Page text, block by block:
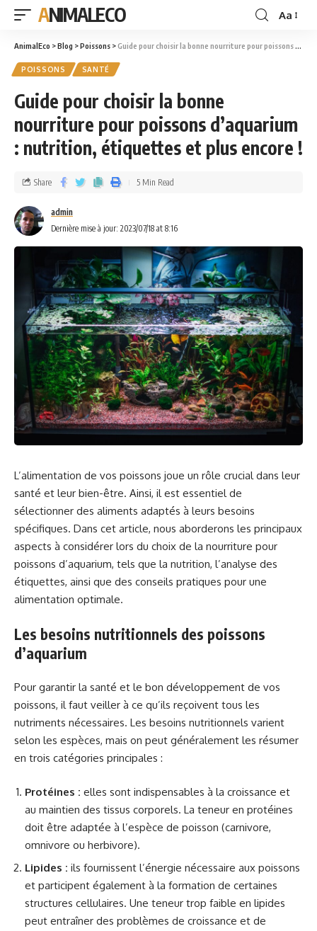
ANIMALECO Aa
AnimalEco >Blog >Poissons >Guide pour choisir la bonne nourriture pour poissons d’aquarium : nutrition, étiquettes et plus encore !
POISSONS SANTÉ
Guide pour choisir la bonne
nourriture pour poissons d’aquarium
: nutrition, étiquettes et plus encore !
admin
Dernière mise à jour: 2023/07/18 at 8:16
Share 5 Min Read
L’alimentation de vos poissons joue un rôle crucial dans leur
santé et leur bien-être. Ainsi, il est essentiel de
sélectionner des aliments adaptés à leurs besoins
spécifiques. Dans cet article, nous aborderons les principaux
aspects à considérer lors du choix de la nourriture pour
poissons d’aquarium, tels que la nutrition, l’analyse des
étiquettes, ainsi que des conseils pratiques pour une
alimentation optimale.
Les besoins nutritionnels des poissons
d’aquarium
Pour garantir la santé et le bon développement de vos
poissons, il faut veiller à ce qu’ils reçoivent tous les
nutriments nécessaires. Les besoins nutritionnels varient
selon les espèces, mais on peut généralement les résumer
en trois catégories principales :
Protéines : elles sont indispensables à la croissance et
au maintien des tissus corporels. La teneur en protéines
doit être adaptée à l’espèce de poisson (carnivore,
omnivore ou herbivore).
Lipides : ils fournissent l’énergie nécessaire aux poissons
et participent également à la formation de certaines
structures cellulaires. Une teneur trop faible en lipides
peut entraîner des problèmes de croissance et de